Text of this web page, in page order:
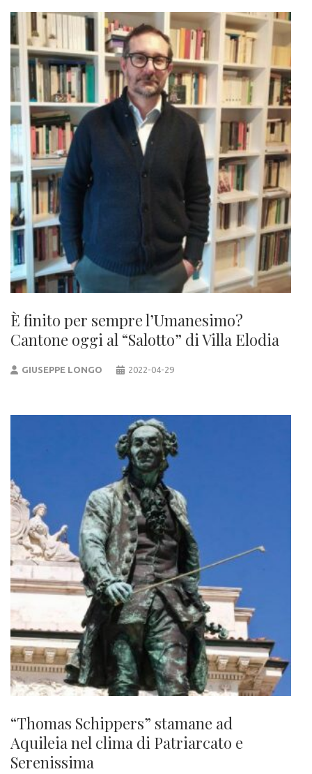
È finito per sempre l’Umanesimo?
Cantone oggi al “Salotto” di Villa Elodia
GIUSEPPE LONGO 2022-04-29
“Thomas Schippers” stamane ad
Aquileia nel clima di Patriarcato e
Serenissima